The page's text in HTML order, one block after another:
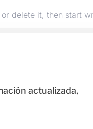
delete it, then start
actualizada,